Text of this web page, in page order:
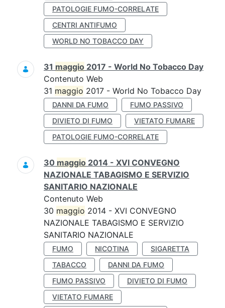
PATOLOGIE FUMO-CORRELATE
CENTRI ANTIFUMO
WORLD NO TOBACCO DAY
31 maggio 2017 - World No Tobacco Day
Contenuto Web
31 maggio 2017 - World No Tobacco Day
DANNI DA FUMO
FUMO PASSIVO
DIVIETO DI FUMO
VIETATO FUMARE
PATOLOGIE FUMO-CORRELATE
30 maggio 2014 - XVI CONVEGNO
NAZIONALE TABAGISMO E SERVIZIO
SANITARIO NAZIONALE
Contenuto Web
30 maggio 2014 - XVI CONVEGNO
NAZIONALE TABAGISMO E SERVIZIO
SANITARIO NAZIONALE
FUMO NICOTINA
SIGARETTA
TABACCO
DANNI DA FUMO
FUMO PASSIVO
DIVIETO DI FUMO
VIETATO FUMARE